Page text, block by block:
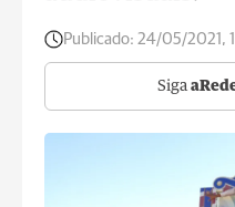
Publicado: 24/05/2021,
Siga